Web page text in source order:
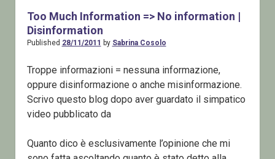
The
Expert
Too Much Information => No information |
Disinformation
Published 28/11/2011 by Sabrina Cosolo
Troppe informazioni = nessuna informazione,
oppure disinformazione o anche misinformazione.
Scrivo questo blog dopo aver guardato il simpatico
video pubblicato da
Quanto dico è esclusivamente l’opinione che mi